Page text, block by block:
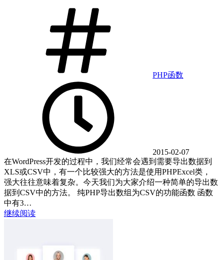
PHP函数
2015-02-07
在WordPress开发的过程中，我们经常会遇到需要导出数据到
XLS或CSV中，有一个比较强大的方法是使用PHPExcel类，
强大往往意味着复杂。今天我们为大家介绍一种简单的导出数
据到CSV中的方法。 纯PHP导出数组为CSV的功能函数 函数
中有3…
继续阅读